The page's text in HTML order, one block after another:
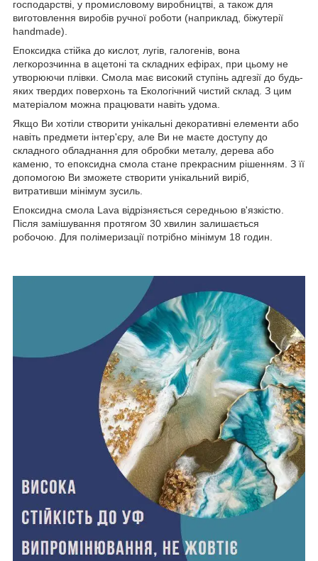
господарстві, у промисловому виробництві, а також для
виготовлення виробів ручної роботи (наприклад, біжутерії
handmade).
Епоксидка стійка до кислот, лугів, галогенів, вона
легкорозчинна в ацетоні та складних ефірах, при цьому не
утворюючи плівки. Смола має високий ступінь адгезії до будь-
яких твердих поверхонь та Екологічний чистий склад. З цим
матеріалом можна працювати навіть удома.
Якщо Ви хотіли створити унікальні декоративні елементи або
навіть предмети інтер'єру, але Ви не маєте доступу до
складного обладнання для обробки металу, дерева або
каменю, то епоксидна смола стане прекрасним рішенням. З її
допомогою Ви зможете створити унікальний виріб,
витративши мінімум зусиль.
Епоксидна смола Lava відрізняється середньою в'язкістю.
Після замішування протягом 30 хвилин залишається
робочою. Для полімеризації потрібно мінімум 18 годин.